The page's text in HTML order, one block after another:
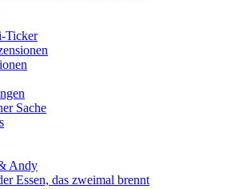
Ticker
Sache
Andy
Essen, das zweimal brennt